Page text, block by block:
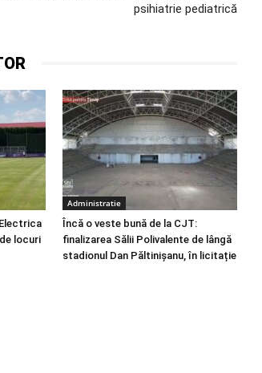
psihiatrie pediatrică
locuri
Administratie
Încă o veste bună de la CJT:
finalizarea Sălii Polivalente de lângă
stadionul Dan Păltinișanu, în licitație